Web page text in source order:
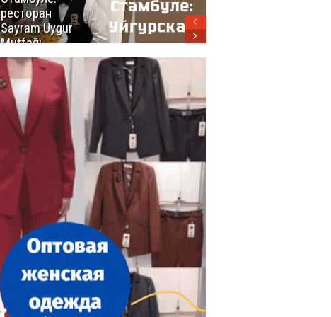
ресторан
Sayram Uygur
Mutfağı